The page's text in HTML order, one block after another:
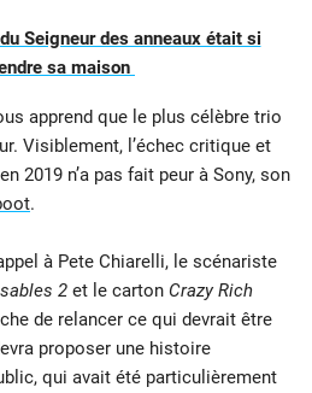
Seigneur des anneaux était si
sa maison
apprend que le plus célèbre trio
Visiblement, l’échec critique et
en 2019 n’a pas fait peur à Sony, son
.
à Pete Chiarelli, le scénariste
2 et le carton Crazy Rich
de relancer ce qui devrait être
proposer une histoire
qui avait été particulièrement